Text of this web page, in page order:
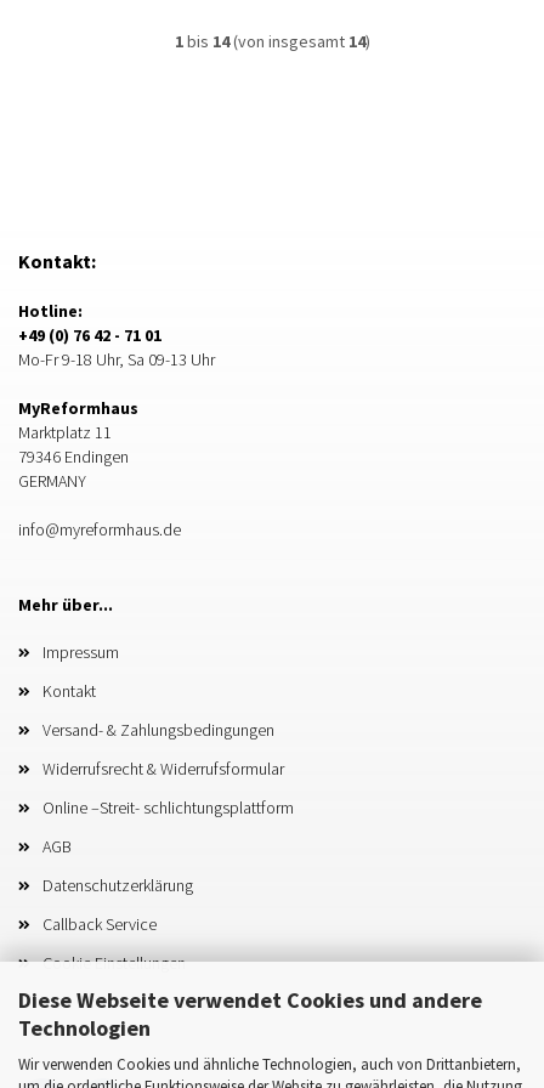
Diese Webseite verwendet Cookies und andere
Technologien
Wir verwenden Cookies und ähnliche Technologien, auch von Drittanbietern,
1bis 14(von insgesamt 14)
Kontakt:
Hotline:
+49 (0) 76 42 - 71 01
Mo-Fr 9-18 Uhr, Sa 09-13 Uhr
MyReformhaus
Marktplatz 11
79346 Endingen
GERMANY
info@myreformhaus.de
Mehr über...
Impressum
Kontakt
Versand- & Zahlungsbedingungen
Widerrufsrecht & Widerrufsformular
Online –Streit- schlichtungsplattform
AGB
Datenschutzerklärung
Callback Service
Cookie Einstellungen